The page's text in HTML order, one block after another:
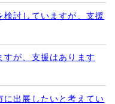
検討していますが、支援
すが、支援はあります
に出展したいと考えてい